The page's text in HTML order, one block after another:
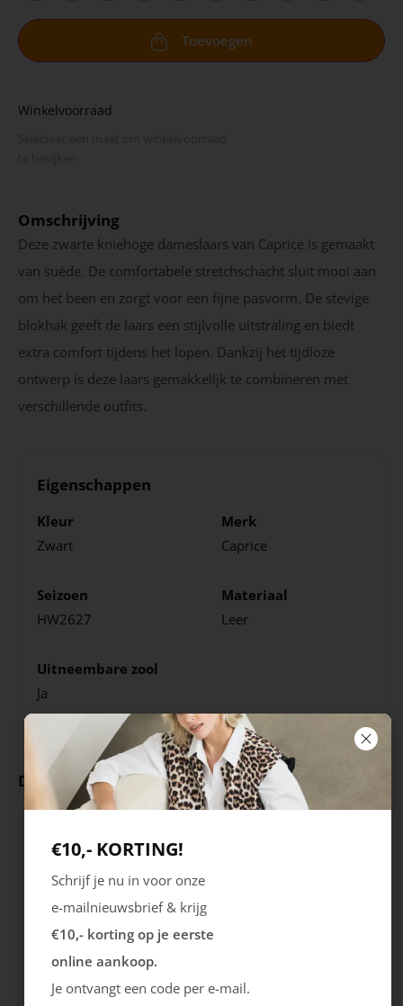
Toevoegen
Winkelvoorraad
Omschrijving
Deze zwarte kniehoge dameslaars van Caprice is gemaakt
van suède. De comfortabele stretchschacht sluit mooi aan
om het been en zorgt voor een fijne pasvorm. De stevige
blokhak geeft de laars een stijlvolle uitstraling en biedt
extra comfort tijdens het lopen. Dankzij het tijdloze
ontwerp is deze laars gemakkelijk te combineren met
verschillende outfits.
Eigenschappen
Kleur
Zwart
Merk
Caprice
Seizoen
HW2627
Materiaal
Leer
Uitneembare zool
Ja
Deze producten ga je leuk vinden
€10,- KORTING!
Schrijf je nu in voor onze
e-mailnieuwsbrief & krijg
€10,- korting op je eerste
online aankoop.
Je ontvangt een code per e-mail.